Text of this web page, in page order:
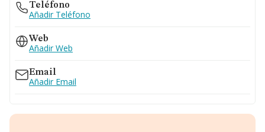
Teléfono
Añadir Teléfono
Web
Añadir Web
Email
Añadir Email